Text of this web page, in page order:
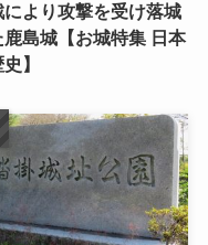
により攻撃を受け落城
鹿島城【お城特集 日本
】